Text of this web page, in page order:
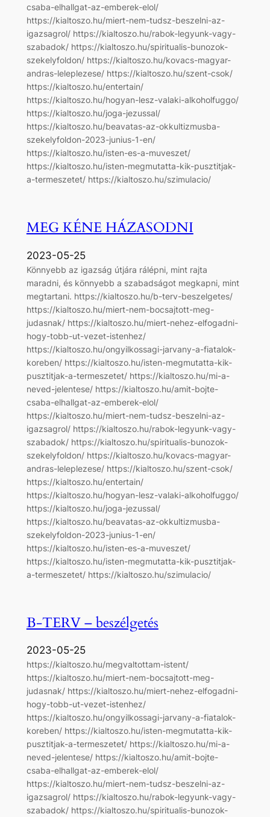
csaba-elhallgat-az-emberek-elol/
https://kialtoszo.hu/miert-nem-tudsz-beszelni-az-
igazsagrol/ https://kialtoszo.hu/rabok-legyunk-vagy-
szabadok/ https://kialtoszo.hu/spiritualis-bunozok-
szekelyfoldon/ https://kialtoszo.hu/kovacs-magyar-
andras-leleplezese/ https://kialtoszo.hu/szent-csok/
https://kialtoszo.hu/entertain/
https://kialtoszo.hu/hogyan-lesz-valaki-alkoholfuggo/
https://kialtoszo.hu/joga-jezussal/
https://kialtoszo.hu/beavatas-az-okkultizmusba-
szekelyfoldon-2023-junius-1-en/
https://kialtoszo.hu/isten-es-a-muveszet/
https://kialtoszo.hu/isten-megmutatta-kik-pusztitjak-
a-termeszetet/ https://kialtoszo.hu/szimulacio/
MEG KÉNE HÁZASODNI
2023-05-25
Könnyebb az igazság útjára rálépni, mint rajta
maradni, és könnyebb a szabadságot megkapni, mint
megtartani. https://kialtoszo.hu/b-terv-beszelgetes/
https://kialtoszo.hu/miert-nem-bocsajtott-meg-
judasnak/ https://kialtoszo.hu/miert-nehez-elfogadni-
hogy-tobb-ut-vezet-istenhez/
https://kialtoszo.hu/ongyilkossagi-jarvany-a-fiatalok-
koreben/ https://kialtoszo.hu/isten-megmutatta-kik-
pusztitjak-a-termeszetet/ https://kialtoszo.hu/mi-a-
neved-jelentese/ https://kialtoszo.hu/amit-bojte-
csaba-elhallgat-az-emberek-elol/
https://kialtoszo.hu/miert-nem-tudsz-beszelni-az-
igazsagrol/ https://kialtoszo.hu/rabok-legyunk-vagy-
szabadok/ https://kialtoszo.hu/spiritualis-bunozok-
szekelyfoldon/ https://kialtoszo.hu/kovacs-magyar-
andras-leleplezese/ https://kialtoszo.hu/szent-csok/
https://kialtoszo.hu/entertain/
https://kialtoszo.hu/hogyan-lesz-valaki-alkoholfuggo/
https://kialtoszo.hu/joga-jezussal/
https://kialtoszo.hu/beavatas-az-okkultizmusba-
szekelyfoldon-2023-junius-1-en/
https://kialtoszo.hu/isten-es-a-muveszet/
https://kialtoszo.hu/isten-megmutatta-kik-pusztitjak-
a-termeszetet/ https://kialtoszo.hu/szimulacio/
B-TERV – beszélgetés
2023-05-25
https://kialtoszo.hu/megvaltottam-istent/
https://kialtoszo.hu/miert-nem-bocsajtott-meg-
judasnak/ https://kialtoszo.hu/miert-nehez-elfogadni-
hogy-tobb-ut-vezet-istenhez/
https://kialtoszo.hu/ongyilkossagi-jarvany-a-fiatalok-
koreben/ https://kialtoszo.hu/isten-megmutatta-kik-
pusztitjak-a-termeszetet/ https://kialtoszo.hu/mi-a-
neved-jelentese/ https://kialtoszo.hu/amit-bojte-
csaba-elhallgat-az-emberek-elol/
https://kialtoszo.hu/miert-nem-tudsz-beszelni-az-
igazsagrol/ https://kialtoszo.hu/rabok-legyunk-vagy-
szabadok/ https://kialtoszo.hu/spiritualis-bunozok-